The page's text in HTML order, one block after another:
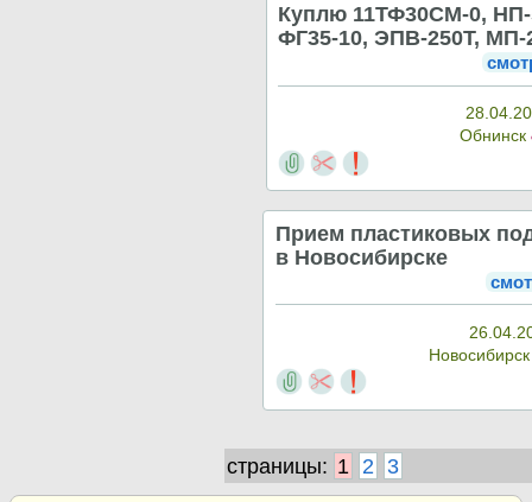
Куплю 11ТФ30СМ-0,
ФГ35-10, ЭПВ-250Т, МП-
Обнинск
Прием пластиковых
в Новосибирске
страницы: 1 2 3